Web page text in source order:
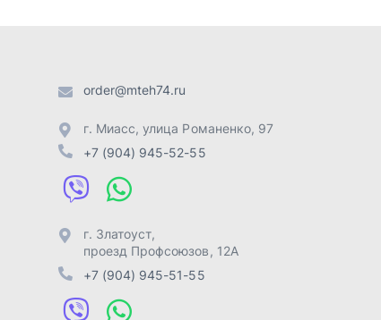
г. Челябинск,Свердловский
тракт, 3Е
Отправить заявку